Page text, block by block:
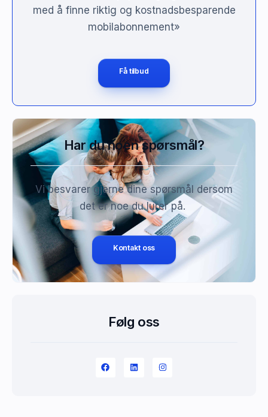
med å finne riktig og kostnadsbesparende
mobilabonnement»
Få tilbud
Har du noen spørsmål?
Vi besvarer gjerne dine spørsmål dersom
det er noe du lurer på.
Kontakt oss
Følg oss